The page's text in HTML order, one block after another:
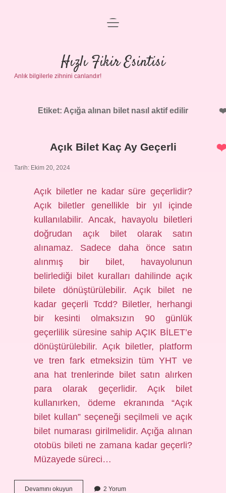
Anasayfa
Gizlilik Politikası
Yasal Uyarı
menüyü
Hızlı Fikir Esintisi
Anlık bilgilerle zihnini canlandır!
Etiket: Açığa alınan bilet nasıl aktif edilir
Açık Bilet Kaç Ay Geçerli
Tarih: Ekim 20, 2024
Açık biletler ne kadar süre geçerlidir?
Açık biletler genellikle bir yıl içinde
kullanılabilir. Ancak, havayolu biletleri
doğrudan açık bilet olarak satın
alınamaz. Sadece daha önce satın
alınmış bir bilet, havayolunun
belirlediği bilet kuralları dahilinde açık
bilete dönüştürülebilir. Açık bilet ne
kadar geçerli Tcdd? Biletler, herhangi
bir kesinti olmaksızın 90 günlük
geçerlilik süresine sahip AÇIK BİLET’e
dönüştürülebilir. Açık biletler, platform
ve tren fark etmeksizin tüm YHT ve
ana hat trenlerinde bilet satın alırken
para olarak geçerlidir. Açık bilet
kullanırken, ödeme ekranında “Açık
bilet kullan” seçeneği seçilmeli ve açık
bilet numarası girilmelidir. Açığa alınan
otobüs bileti ne zamana kadar geçerli?
Müzayede süreci…
Devamını okuyun 2 Yorum